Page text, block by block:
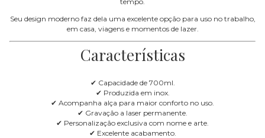
Seu design moderno faz dela uma excelente opção para uso no trabalho,
em casa, viagens e momentos de lazer.
Características
✔ Capacidade de 700ml.
✔ Produzida em inox.
✔ Acompanha alça para maior conforto no uso.
✔ Gravação a laser permanente.
✔ Personalização exclusiva com nome e arte.
✔ Excelente acabamento.